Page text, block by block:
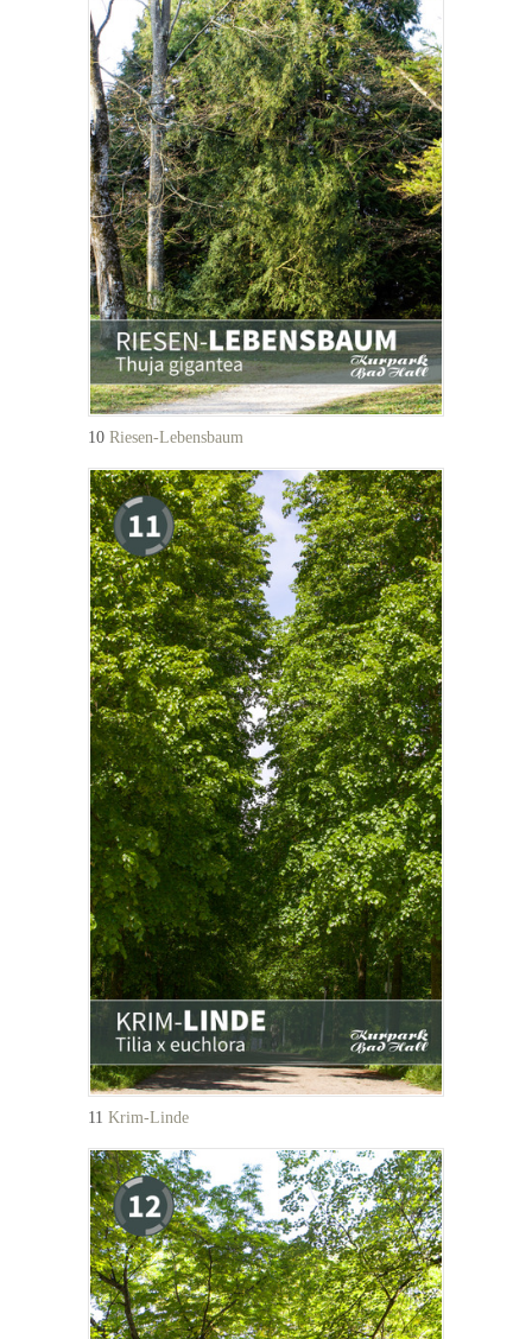
10 Riesen-Lebensbaum
11 Krim-Linde